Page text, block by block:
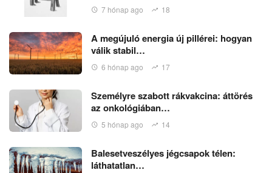
7 hónap ago 18
A megújuló energia új pillérei: hogyan
válik stabil…
6 hónap ago 17
Személyre szabott rákvakcina: áttörés
az onkológiában…
5 hónap ago 14
Balesetveszélyes jégcsapok télen:
láthatatlan…